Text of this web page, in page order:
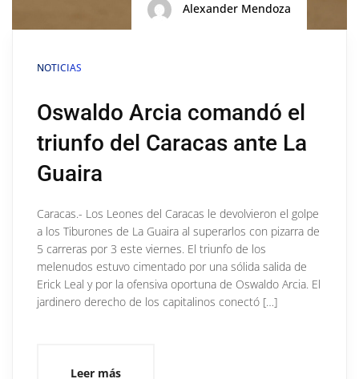
Alexander Mendoza
NOTICIAS
Oswaldo Arcia comandó el
triunfo del Caracas ante La
Guaira
Caracas.- Los Leones del Caracas le devolvieron el golpe
a los Tiburones de La Guaira al superarlos con pizarra de
5 carreras por 3 este viernes. El triunfo de los
melenudos estuvo cimentado por una sólida salida de
Erick Leal y por la ofensiva oportuna de Oswaldo Arcia. El
jardinero derecho de los capitalinos conectó […]
Leer más